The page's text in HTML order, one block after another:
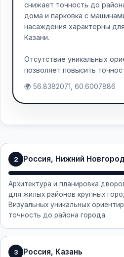
снижает точность до
дома и парковка с
насаждения характерны
Казани.
Отсутствие уникальных
позволяет повысить
🌍 56.8382071, 60.6007886
2 Россия, Нижний Новгород
Архитектура и планировка
для жилых районов крупных
Визуальных уникальных
точность до района города.
3 Россия, Казань